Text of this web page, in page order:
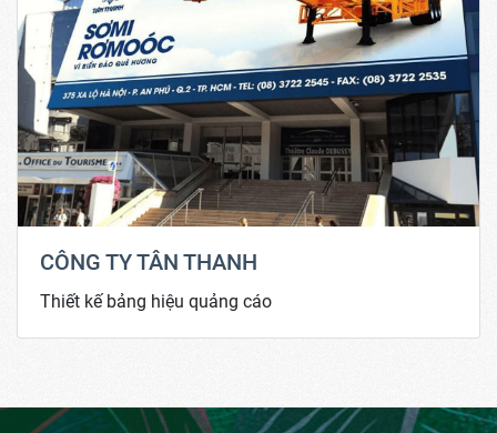
CÔNG TY TÂN THANH
Thiết kế bảng hiệu quảng cáo